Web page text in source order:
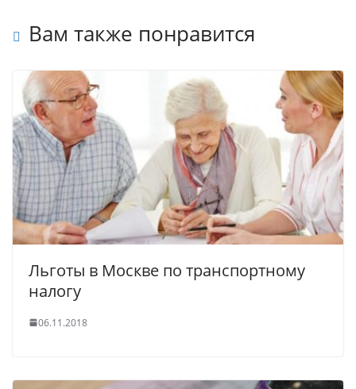
Вам также понравится
Льготы в Москве по транспортному
налогу
06.11.2018